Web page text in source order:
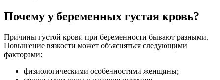
Почему у беременных густая кровь?
Причины густой крови при беременности бывают разными.
Повышение вязкости может объясняться следующими
факторами:
физиологическими особенностями женщины;